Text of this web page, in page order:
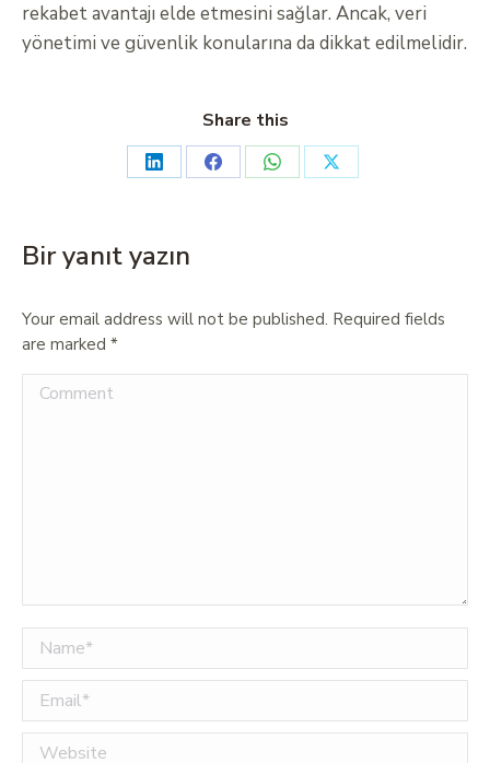
rekabet avantajı elde etmesini sağlar. Ancak, veri
yönetimi ve güvenlik konularına da dikkat edilmelidir.
Share this
Bir yanıt yazın
Your email address will not be published. Required fields
are marked *
Comment
Name *
Email *
Website